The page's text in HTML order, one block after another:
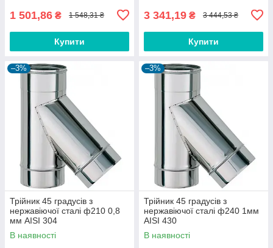
1 501,86 ₴ 1 548,31 ₴
Купити
3 341,19 ₴ 3 444,53 ₴
Купити
–3%
Трійник 45 градусів з
нержавіючої сталі ф210 0,8
мм AISI 304
В наявності
–3%
Трійник 45 градусів з
нержавіючої сталі ф240 1мм
AISI 430
В наявності